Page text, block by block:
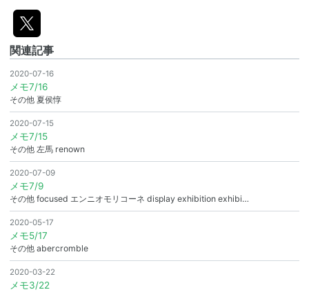
関連記事
2020-07-16
メモ7/16
その他 夏侯惇
2020-07-15
メモ7/15
その他 左馬 renown
2020-07-09
メモ7/9
その他 focused エンニオモリコーネ display exhibition exhibi…
2020-05-17
メモ5/17
その他 abercromble
2020-03-22
メモ3/22